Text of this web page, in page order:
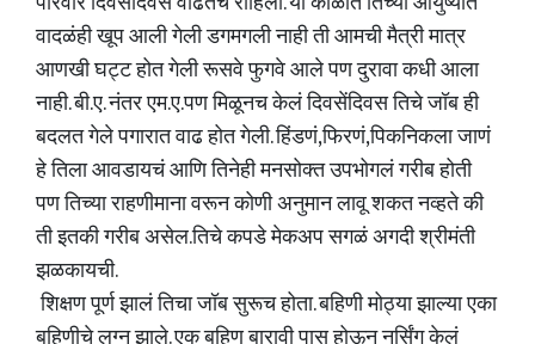
वादळंही खूप आली गेली डगमगली नाही ती आमची मैत्री मात्र
आणखी घट्ट होत गेली रूसवे फुगवे आले पण दुरावा कधी आला
नाही. बी.ए. नंतर एम.ए.पण मिळूनच केलं दिवसेंदिवस तिचे जॉब ही
बदलत गेले पगारात वाढ होत गेली. हिंडणं,फिरणं,पिकनिकला जाणं
हे तिला आवडायचं आणि तिनेही मनसोक्त उपभोगलं गरीब होती
पण तिच्या राहणीमाना वरून कोणी अनुमान लावू शकत नव्हते की
ती इतकी गरीब असेल.तिचे कपडे मेकअप सगळं अगदी श्रीमंती
झळकायची.
​ शिक्षण पूर्ण झालं तिचा जॉब सुरूच होता. बहिणी मोठ्या झाल्या एका